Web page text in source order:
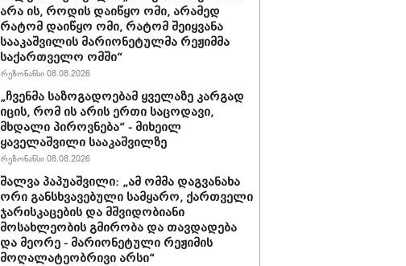
არა ის, როდის დაიწყო ომი, არამედ
რატომ დაიწყო ომი, რატომ შეიყვანა
სააკაშვილის მარიონეტულმა რეჟიმმა
საქართველო ომში“
რეზონანსი 08.08.2026
„ჩვენმა საზოგადოებამ ყველაზე კარგად
იცის, რომ ის არის ერთი საცოდავი,
მხდალი პიროვნება“ - მიხეილ
ყაველაშვილი სააკაშვილზე
რეზონანსი 08.08.2026
შალვა პაპუაშვილი: „ამ ომმა დაგვანახა
ორი განსხვავებული სამყარო, ქართველი
ჯარისკაცების და მშვიდობიანი
მოსახლეობის გმირობა და თავდადება
და მეორე - მარიონეტული რეჟიმის
მოღალატეობრივი არსი“